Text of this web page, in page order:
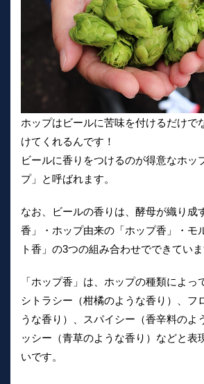
ホップはビールに苦味を付けるだけで
けてくれるんです！
ビールに香りをつけるのが得意なホッ
プ」と呼ばれます。
なお、ビールの香りは、酵母が織り成
香」・ホップ由来の「ホップ香」・モ
ト香」の3つの組み合わせでできていま
「ホップ香」は、ホップの種類によっ
シトラシー（柑橘のような香り）、フ
うな香り）、スパイシー（香辛料のよ
ッシー（青草のような香り）などと表
いです。